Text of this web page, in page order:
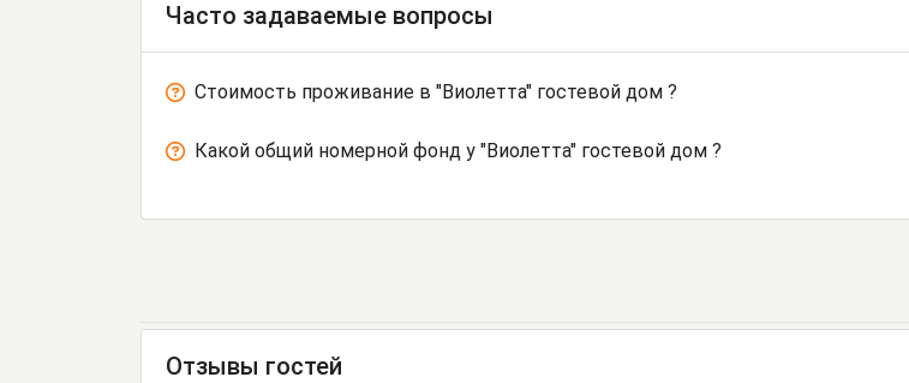
Часто задаваемые вопросы
Стоимость проживание в "Виолетта" гостевой дом ?
Какой общий номерной фонд у "Виолетта" гостевой дом ?
Отзывы гостей